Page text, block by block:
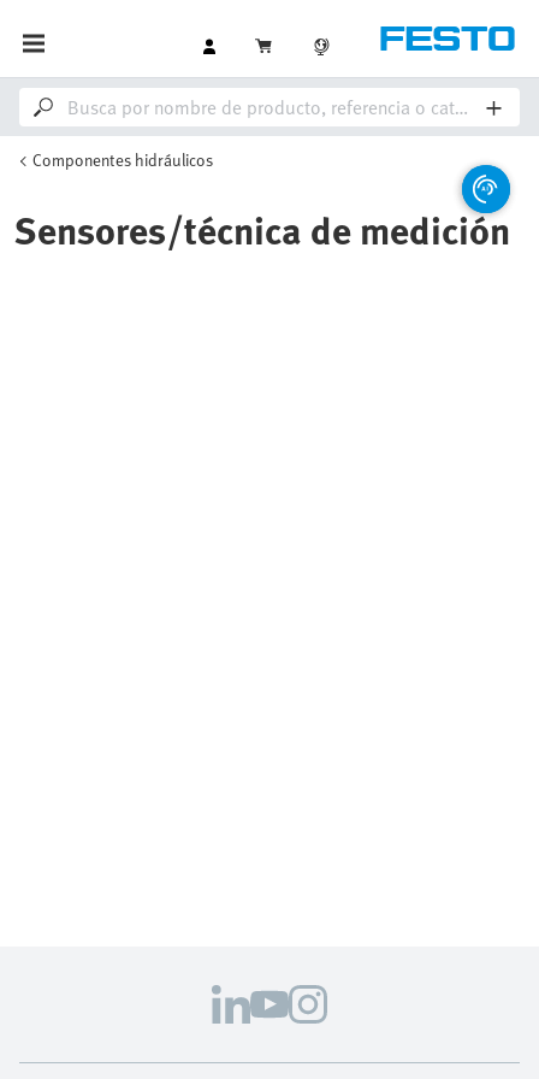
Componentes hidráulicos
Sensores/técnica de medición